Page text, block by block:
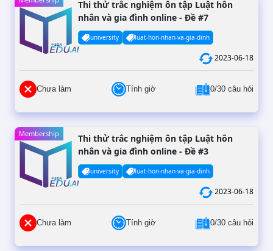
Thi thử trắc nghiệm ôn tập Luật hôn
nhân và gia đình online - Đề #7
university luat-hon-nhan-va-gia-dinh
2023-06-18
Chưa làm Tính giờ 0/30 câu hỏi
Membership
Thi thử trắc nghiệm ôn tập Luật hôn
nhân và gia đình online - Đề #3
university luat-hon-nhan-va-gia-dinh
2023-06-18
Chưa làm Tính giờ 0/30 câu hỏi